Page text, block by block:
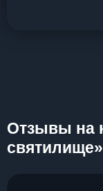
Отзывы на